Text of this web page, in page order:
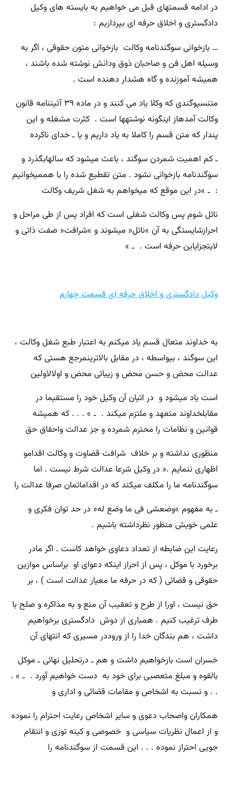
در ادامه قسمتهای قبل می خواهیم به بایسته های وکیل
دادگستری و اخلاق حرفه ای بپردازیم :
… بازخوانی سوگندنامه وکالت بازخوانی متون حقوقی ، اگر به
وسیله اهل فن و صاحبان ذوق ودانش نوشته شده باشند ،
همیشه آموزنده و گاه هشدار دهنده است .
متنسپوگندی که وکلا یاد می کنند و در ماده ۳۹ آئیننامه قانون
وکالت آمدهاز اینگونه نوشتهها است . کثرت مشغله و این
پندار که متن قسم را کاملا به یاد داریم و یا ـ خدای ناکرده
ـ کم اهمیت شمردن سوگند ، باعث میشود که سالهابگذرد و
سوگندنامه بازخوانی نشود . متن تقطیع شده را با هممیخوانیم
: ـ »در این موقع که میخواهم به شغل شریف وکالت
نائل شوم پس وکالت شغلی است که افراد پس از طی مراحل و
احرازشایستگی به آن »نائل« میشوند و »شرافت« صفت ذاتی و
لایتجزایاین حرفه است . ـ »
وکیل دادگستری و اخلاق حرفه ای قسمت چهارم
به خداوند متعال قسم یاد میکنم به اعتبار طبع شغل وکالت ،
این سوگند ، بیواسطه ، در مقابل بالاترینمرجع هستی که
عدالت محض و حسن محض و زیبائی محض و اولالاولین
است یاد میشود و در اتیان آن وکیل خود را مستقیما در
مقابلخداوند متعهد و ملتزم میکند . ـ » . . . که همیشه
قوانین و نظامات را محترم شمرده و جز عدالت واحقاق حق
منظوری نداشته و بر خلاف شرافت قضاوت و وکالت اقدامو
اظهاری ننمایم .« در وکیل شرعا عدالت شرط نیست . اما
سوگندنامه ما را مکلف میکند که در اقداماتمان صرفا عدالت را
ـ به مفهوم »وضعشی فی ما وضع له« در حد توان فکری و
علمی خویش منظور نظرداشته باشیم .
رعایت این ضابطه از تعداد دعاوی خواهد کاست . اگر مادر
برخورد با موکل ، پس از احراز اینکه دعوای او براساس موازین
حقوقی و قضائی ( که در حرفه ما معیار عدالت است ) ، بر
حق نیست ، اورا از طرح و تعقیب آن منع و به مذاکره و صلح با
طرف ترغیب کنیم . همباری از دوش دادگستری برخواهیم
داشت ، هم بندگان خدا را از وروددر مسیری که انتهای آن
خسران است بازخواهیم داشت و هم ـ درتحلیل نهائی ـ موکل
بالقوه و مبلغ متعصبی برای خود به دست خواهیم آورد . ـ » .
. . و نسبت به اشخاص و مقامات قضائی و اداری و
همکاران واصحاب دعوی و سایر اشخاص رعایت احترام را نموده
و از اعمال نظریات سیاسی و خصوصی و کینه توزی و انتقام
جویی احتراز نموده . . . این قسمت از سوگندنامه را